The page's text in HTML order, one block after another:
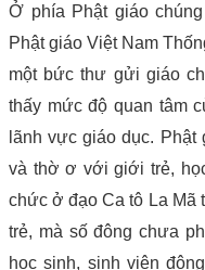
Ở phía Phật giáo
Phật giáo Việt Nam
một bức thư gửi giáo
thấy mức độ quan tâm
lãnh vực giáo dục.
và thờ ơ với giới trẻ,
chức ở đạo Ca tô La Mã
trẻ, mà số đông chưa
học sinh, sinh viên